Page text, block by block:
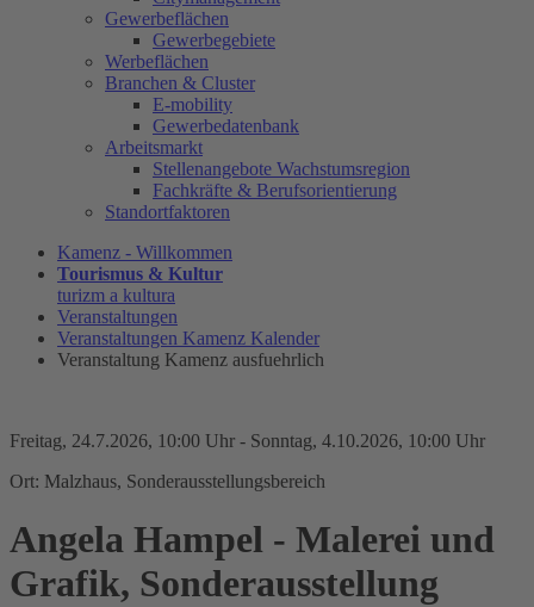
Gewerbeflächen
Gewerbegebiete
Werbeflächen
Branchen & Cluster
E-mobility
Gewerbedatenbank
Arbeitsmarkt
Stellenangebote Wachstumsregion
Fachkräfte & Berufsorientierung
Standortfaktoren
Kamenz - Willkommen
Tourismus & Kultur
turizm a kultura
Veranstaltungen
Veranstaltungen Kamenz Kalender
Veranstaltung Kamenz ausfuehrlich
Freitag, 24.7.2026, 10:00 Uhr - Sonntag, 4.10.2026, 10:00 Uhr
Ort: Malzhaus, Sonderausstellungsbereich
Angela Hampel - Malerei und
Grafik, Sonderausstellung